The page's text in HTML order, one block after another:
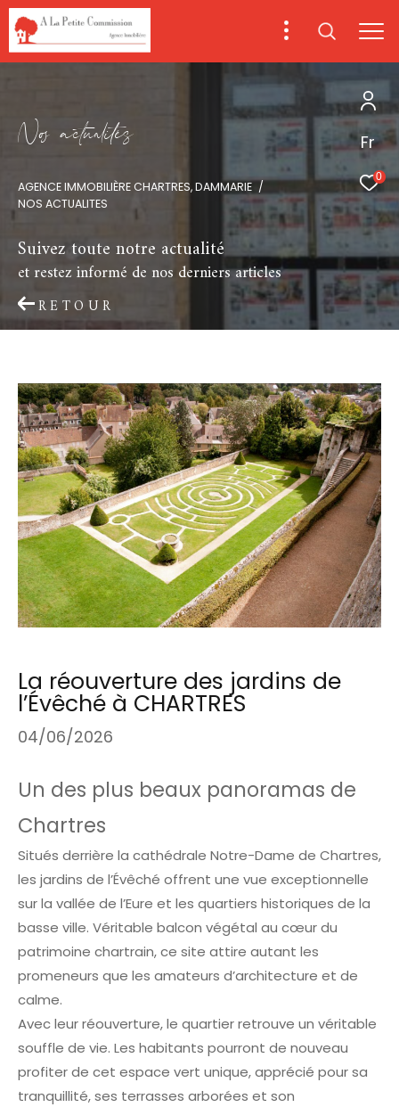
Fr
0
No actuaiés
AGENCE IMMOBILIÈRE CHARTRES, DAMMARIE
NOS ACTUALITES
Suivez toute notre actualité
et restez informé de nos derniers articles
RETOUR
La réouverture des jardins de
l’Évêché à CHARTRES
04/06/2026
Un des plus beaux panoramas de
Chartres
Situés derrière la cathédrale Notre-Dame de Chartres,
les jardins de l’Évêché offrent une vue exceptionnelle
sur la vallée de l’Eure et les quartiers historiques de la
basse ville. Véritable balcon végétal au cœur du
patrimoine chartrain, ce site attire autant les
promeneurs que les amateurs d’architecture et de
calme.
Avec leur réouverture, le quartier retrouve un véritable
souffle de vie. Les habitants pourront de nouveau
profiter de cet espace vert unique, apprécié pour sa
tranquillité, ses terrasses arborées et son